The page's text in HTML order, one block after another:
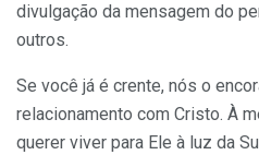
divulgação da mensagem do
outros.
Se você já é crente, nós o
relacionamento com Cristo. À
querer viver para Ele à luz da